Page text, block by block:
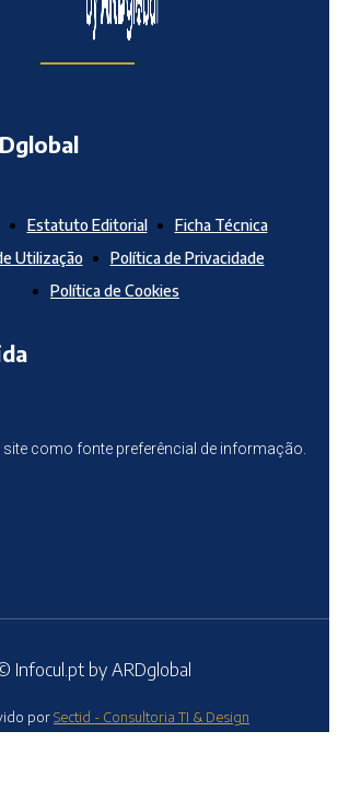
Estatuto Editorial
Ficha Técnica
Utilização
Política de Privacidade
Política de Cookies
como fonte preferêncial de informação.
Infocul.pt by ARDglobal
porSectid - Consultoria TI & Design